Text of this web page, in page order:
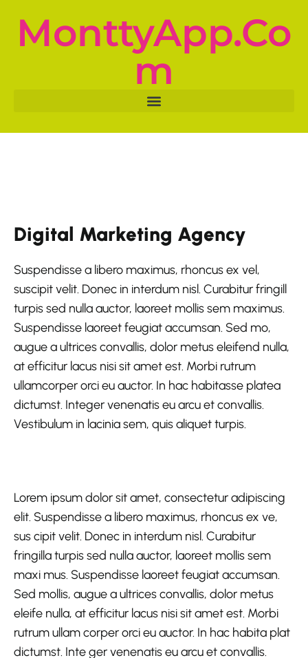
MonttyApp.co
M
Digital Marketing Agency
Suspendisse a libero maximus, rhoncus ex vel,
suscipit velit. Donec in interdum nisl. Curabitur fringill
turpis sed nulla auctor, laoreet mollis sem maximus.
Suspendisse laoreet feugiat accumsan. Sed mo,
augue a ultrices convallis, dolor metus eleifend nulla,
at efficitur lacus nisi sit amet est. Morbi rutrum
ullamcorper orci eu auctor. In hac habitasse platea
dictumst. Integer venenatis eu arcu et convallis.
Vestibulum in lacinia sem, quis aliquet turpis.
Lorem ipsum dolor sit amet, consectetur adipiscing
elit. Suspendisse a libero maximus, rhoncus ex ve,
sus cipit velit. Donec in interdum nisl. Curabitur
fringilla turpis sed nulla auctor, laoreet mollis sem
maxi mus. Suspendisse laoreet feugiat accumsan.
Sed mollis, augue a ultrices convallis, dolor metus
eleife nulla, at efficitur lacus nisi sit amet est. Morbi
rutrum ullam corper orci eu auctor. In hac habita plat
dictumst. Inte ger venenatis eu arcu et convallis.